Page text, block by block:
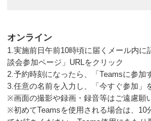
オンライン
1.実施前日午前10時頃に届くメール内に
談会参加ページ」URLをクリック
2.予約時刻になったら、「Teamsに参加
3.任意の名前を入力し、「今すぐ参加」
※画面の撮影や録画・録音等はご遠慮願
※初めてTeamsを使用される場合は、10